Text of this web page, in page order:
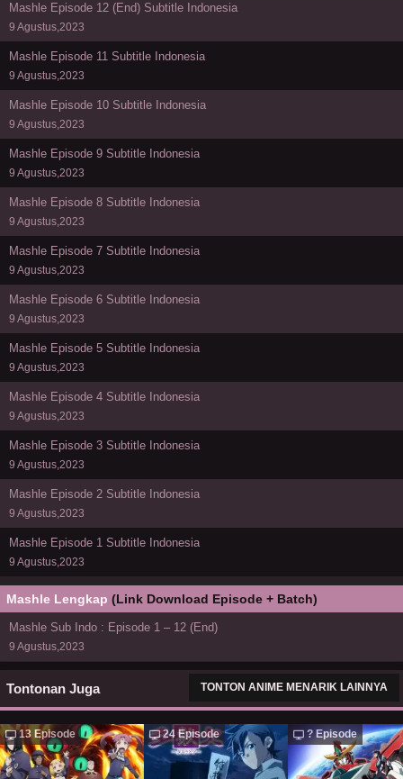
Mashle Episode 12 (End) Subtitle Indonesia
9 Agustus,2023
Mashle Episode 11 Subtitle Indonesia
9 Agustus,2023
Mashle Episode 10 Subtitle Indonesia
9 Agustus,2023
Mashle Episode 9 Subtitle Indonesia
9 Agustus,2023
Mashle Episode 8 Subtitle Indonesia
9 Agustus,2023
Mashle Episode 7 Subtitle Indonesia
9 Agustus,2023
Mashle Episode 6 Subtitle Indonesia
9 Agustus,2023
Mashle Episode 5 Subtitle Indonesia
9 Agustus,2023
Mashle Episode 4 Subtitle Indonesia
9 Agustus,2023
Mashle Episode 3 Subtitle Indonesia
9 Agustus,2023
Mashle Episode 2 Subtitle Indonesia
9 Agustus,2023
Mashle Episode 1 Subtitle Indonesia
9 Agustus,2023
Mashle Lengkap (Link Download Episode + Batch)
Mashle Sub Indo : Episode 1 – 12 (End)
9 Agustus,2023
Tontonan Juga TONTON ANIME MENARIK LAINNYA
13 Episode 24 Episode ? Episode